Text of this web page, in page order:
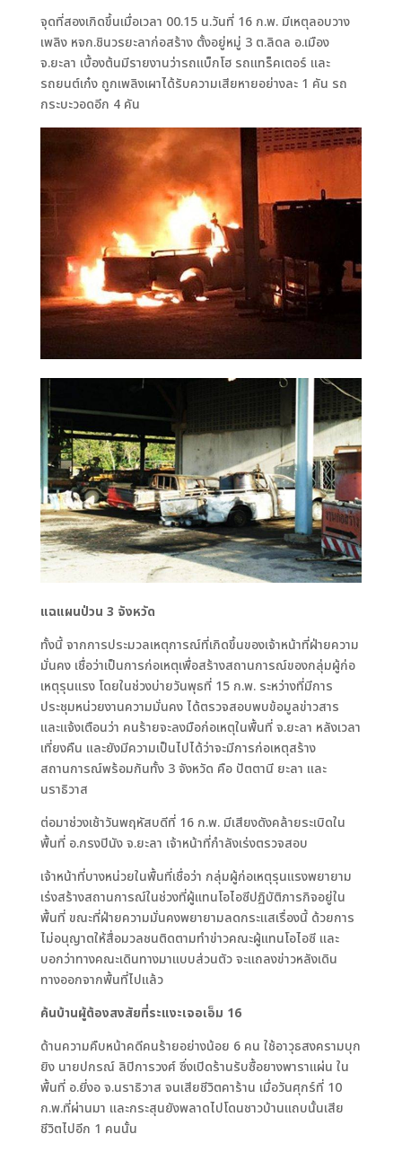
จุดที่สองเกิดขึ้นเมื่อเวลา 00.15 น.วันที่ 16 ก.พ. มีเหตุลอบวาง
เพลิง หจก.ชินวรยะลาก่อสร้าง ตั้งอยู่หมู่ 3 ต.ลิดล อ.เมือง
จ.ยะลา เบื้องต้นมีรายงานว่ารถแบ็กโฮ รถแทร็คเตอร์ และ
รถยนต์เก๋ง ถูกเพลิงเผาได้รับความเสียหายอย่างละ 1 คัน รถ
กระบะวอดอีก 4 คัน
แฉแผนป่วน 3 จังหวัด
ทั้งนี้ จากการประมวลเหตุการณ์ที่เกิดขึ้นของเจ้าหน้าที่ฝ่ายความ
มั่นคง เชื่อว่าเป็นการก่อเหตุเพื่อสร้างสถานการณ์ของกลุ่มผู้ก่อ
เหตุรุนแรง โดยในช่วงบ่ายวันพุธที่ 15 ก.พ. ระหว่างที่มีการ
ประชุมหน่วยงานความมั่นคง ได้ตรวจสอบพบข้อมูลข่าวสาร
และแจ้งเตือนว่า คนร้ายจะลงมือก่อเหตุในพื้นที่ จ.ยะลา หลังเวลา
เที่ยงคืน และยังมีความเป็นไปได้ว่าจะมีการก่อเหตุสร้าง
สถานการณ์พร้อมกันทั้ง 3 จังหวัด คือ ปัตตานี ยะลา และ
นราธิวาส
ต่อมาช่วงเช้าวันพฤหัสบดีที่ 16 ก.พ. มีเสียงดังคล้ายระเบิดใน
พื้นที่ อ.กรงปินัง จ.ยะลา เจ้าหน้าที่กำลังเร่งตรวจสอบ
เจ้าหน้าที่บางหน่วยในพื้นที่เชื่อว่า กลุ่มผู้ก่อเหตุรุนแรงพยายาม
เร่งสร้างสถานการณ์ในช่วงที่ผู้แทนโอไอซีปฏิบัติภารกิจอยู่ใน
พื้นที่ ขณะที่ฝ่ายความมั่นคงพยายามลดกระแสเรื่องนี้ ด้วยการ
ไม่อนุญาตให้สื่อมวลชนติดตามทำข่าวคณะผู้แทนโอไอซี และ
บอกว่าทางคณะเดินทางมาแบบส่วนตัว จะแถลงข่าวหลังเดิน
ทางออกจากพื้นที่ไปแล้ว
ค้นบ้านผู้ต้องสงสัยที่ระแงะเจอเอ็ม 16
ด้านความคืบหน้าคดีคนร้ายอย่างน้อย 6 คน ใช้อาวุธสงครามบุก
ยิง นายปกรณ์ ลิปิการวงศ์ ซึ่งเปิดร้านรับซื้อยางพาราแผ่น ใน
พื้นที่ อ.ยี่งอ จ.นราธิวาส จนเสียชีวิตคาร้าน เมื่อวันศุกร์ที่ 10
ก.พ.ที่ผ่านมา และกระสุนยังพลาดไปโดนชาวบ้านแถบนั้นเสีย
ชีวิตไปอีก 1 คนนั้น